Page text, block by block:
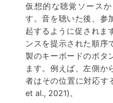
仮想的な聴覚ソース
す。音を聴いた後、参
起するように促されま
ンスを提示された順序
製のキーボードのボタ
ます。例えば、左側か
者はその位置に対応す
et al., 2021)。